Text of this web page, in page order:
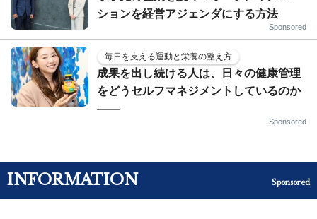
ションを経営アジェンダにする方法
Sponsored
毎日を支える運動と栄養の整え方
成果を出し続ける人は、日々の健康管理
をどうセルフマネジメントしているのか
——
Sponsored
INFORMATION Sponsored